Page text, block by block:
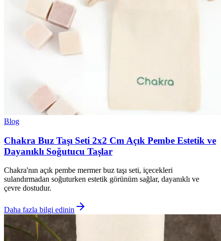
Blog
Chakra Buz Taşı Seti 2x2 Cm Açık Pembe Estetik ve
Dayanıklı Soğutucu Taşlar
Chakra'nın açık pembe mermer buz taşı seti, içecekleri
sulandırmadan soğuturken estetik görünüm sağlar, dayanıklı ve
çevre dostudur.
Daha fazla bilgi edinin